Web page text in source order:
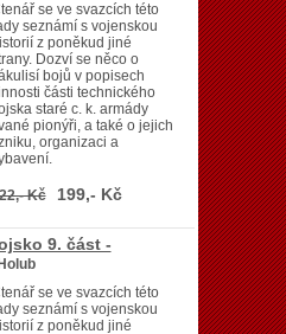
se ve svazcích této
seznámí s vojenskou
z poněkud jiné
Dozví se něco o
bojů v popisech
části technického
staré c. k. armády
pionýři, a také o jejich
organizaci a
Kč 199,- Kč
9. část -
se ve svazcích této
seznámí s vojenskou
z poněkud jiné